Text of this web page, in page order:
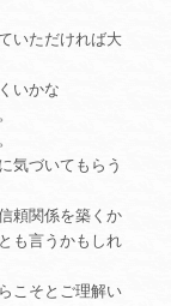
いただければ大
いかな
気づいてもらう
頼関係を築くか
も言うかもしれ
こそとご理解い